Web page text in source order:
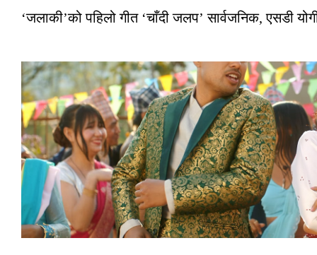
‘जलाकी’को पहिलो गीत ‘चाँदी जलप’ सार्वजनिक, एसडी